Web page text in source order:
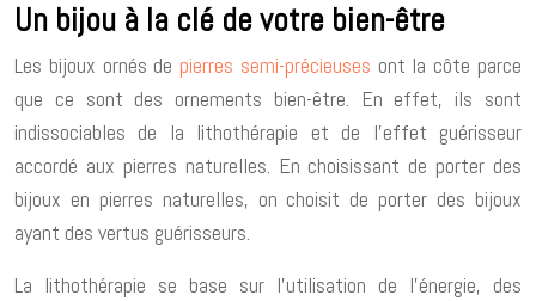
Un bijou à la clé de votre bien-être
Les bijoux ornés de pierres semi-précieuses ont la côte parce
que ce sont des ornements bien-être. En effet, ils sont
indissociables de la lithothérapie et de l’effet guérisseur
accordé aux pierres naturelles. En choisissant de porter des
bijoux en pierres naturelles, on choisit de porter des bijoux
ayant des vertus guérisseurs.
La lithothérapie se base sur l’utilisation de l’énergie, des